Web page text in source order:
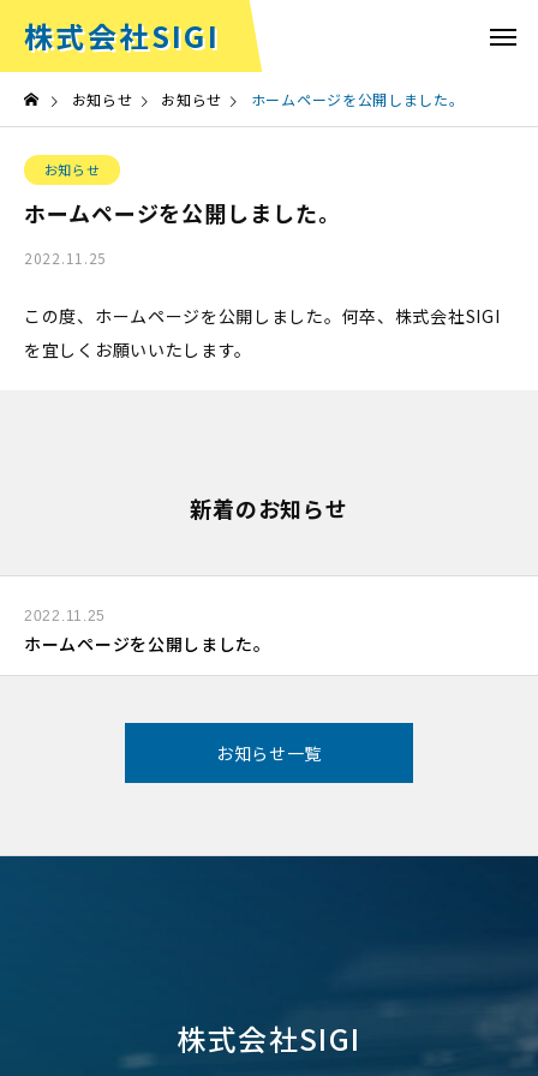
株式会社SIGI
お知らせ お知らせ ホームページを公開しました。
お知らせ
ホームページを公開しました。
2022.11.25
この度、ホームページを公開しました。何卒、株式会社SIGI
を宜しくお願いいたします。
新着のお知らせ
2022.11.25
ホームページを公開しました。
お知らせ一覧
株式会社SIGI